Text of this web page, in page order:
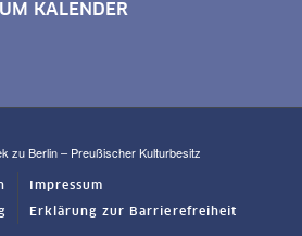
KALENDER
zu Berlin – Preußischer Kulturbesitz
Impressum
Erklärung zur Barrierefreiheit